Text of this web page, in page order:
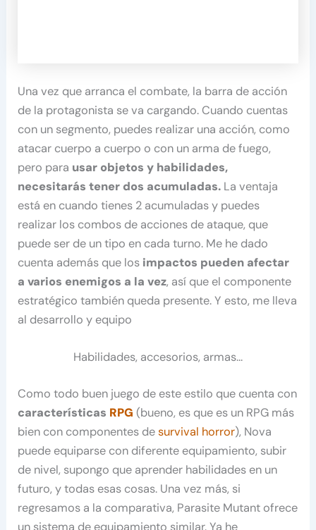
Una vez que arranca el combate, la barra de acción
de la protagonista se va cargando. Cuando cuentas
con un segmento, puedes realizar una acción, como
atacar cuerpo a cuerpo o con un arma de fuego,
pero para usar objetos y habilidades,
necesitarás tener dos acumuladas. La ventaja
está en cuando tienes 2 acumuladas y puedes
realizar los combos de acciones de ataque, que
puede ser de un tipo en cada turno. Me he dado
cuenta además que los impactos pueden afectar
a varios enemigos a la vez, así que el componente
estratégico también queda presente. Y esto, me lleva
al desarrollo y equipo
Habilidades, accesorios, armas…
Como todo buen juego de este estilo que cuenta con
características RPG (bueno, es que es un RPG más
bien con componentes desurvival horror), Nova
puede equiparse con diferente equipamiento, subir
de nivel, supongo que aprender habilidades en un
futuro, y todas esas cosas. Una vez más, si
regresamos a la comparativa, Parasite Mutant ofrece
un sistema de equipamiento similar. Ya he